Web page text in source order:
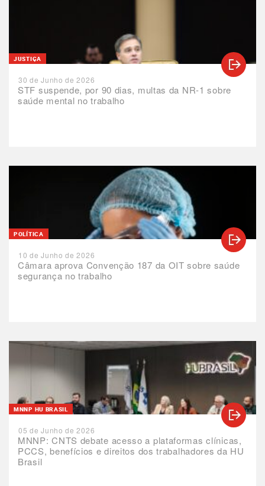
STF suspende, por 90 dias, multas da NR-1 sobre
saúde mental no trabalho
JUSTIÇA
30 de Junho de 2026
Câmara aprova Convenção 187 da OIT sobre saúde
segurança no trabalho
POLÍTICA
10 de Junho de 2026
MNNP: CNTS debate acesso a plataformas clínicas,
PCCS, benefícios e direitos dos trabalhadores da HU
Brasil
MNNP HU BRASIL
05 de Junho de 2026